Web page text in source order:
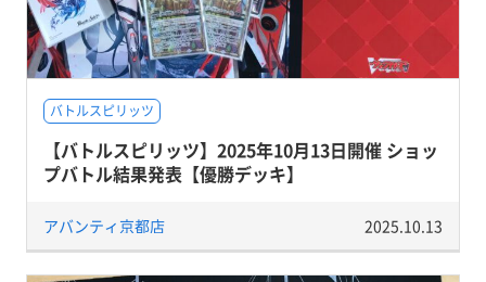
バトルスピリッツ
【バトルスピリッツ】2025年10月13日開催 ショッ
プバトル結果発表【優勝デッキ】
アバンティ京都店 2025.10.13